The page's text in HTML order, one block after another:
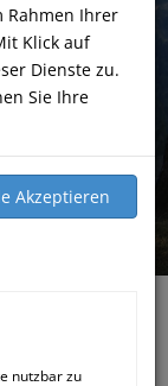
Rahmen Ihrer
Klick auf
Dienste zu.
Sie Ihre
nutzbar zu